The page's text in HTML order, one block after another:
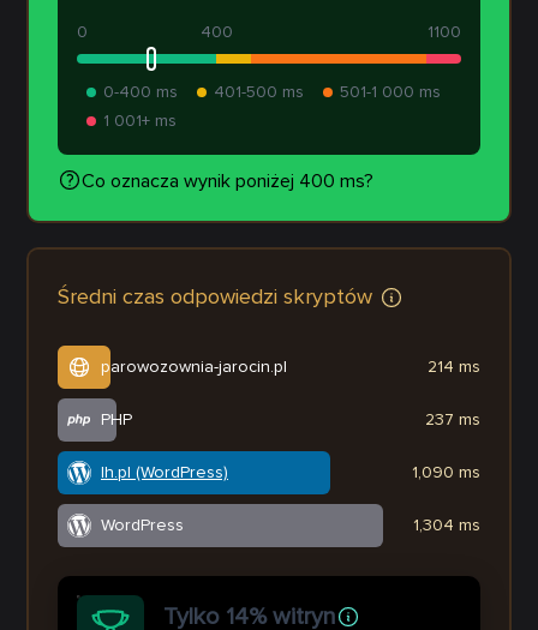
400
0 1100
0-400 ms 401-500 ms
501-1 000 ms
1 001+ ms
Co oznacza wynik poniżej 400 ms?
Średni czas odpowiedzi skryptów
parowozownia-jarocin.pl
PHP
lh.pl (WordPress)
WordPress
214 ms
237 ms
1,090 ms
1,304 ms
Tylko 14% witryn